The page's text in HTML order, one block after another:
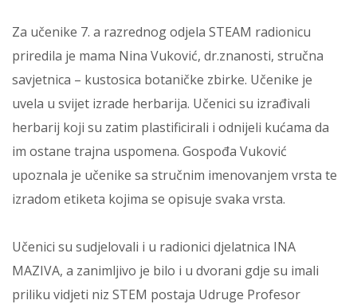
Za učenike 7. a razrednog odjela STEAM radionicu
priredila je mama Nina Vuković, dr.znanosti, stručna
savjetnica – kustosica botaničke zbirke. Učenike je
uvela u svijet izrade herbarija. Učenici su izrađivali
herbarij koji su zatim plastificirali i odnijeli kućama da
im ostane trajna uspomena. Gospođa Vuković
upoznala je učenike sa stručnim imenovanjem vrsta te
izradom etiketa kojima se opisuje svaka vrsta.
Učenici su sudjelovali i u radionici djelatnica INA
MAZIVA, a zanimljivo je bilo i u dvorani gdje su imali
priliku vidjeti niz STEM postaja Udruge Profesor